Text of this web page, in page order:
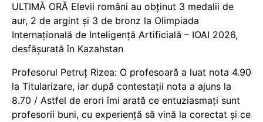
ULTIMĂ ORĂ Elevii români au obținut 3 medalii de
aur, 2 de argint și 3 de bronz la Olimpiada
Internațională de Inteligență Artificială – IOAI 2026,
desfășurată în Kazahstan
Profesorul Petruț Rizea: O profesoară a luat nota 4.90
la Titularizare, iar după contestații nota a ajuns la
8.70 / Astfel de erori îmi arată ce entuziasmați sunt
profesorii buni, cu experiență să vină la corectat și ce